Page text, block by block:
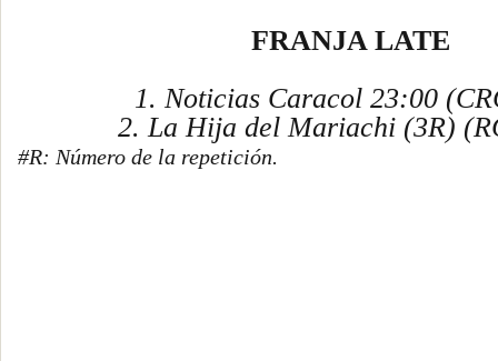
FRANJA LATE
1. Noticias Caracol 23:00
2. La Hija del Mariachi (3R)
#R: Número de la repetición.